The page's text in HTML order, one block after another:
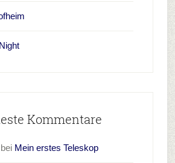
Kommentare
bei Mein erstes Teleskop